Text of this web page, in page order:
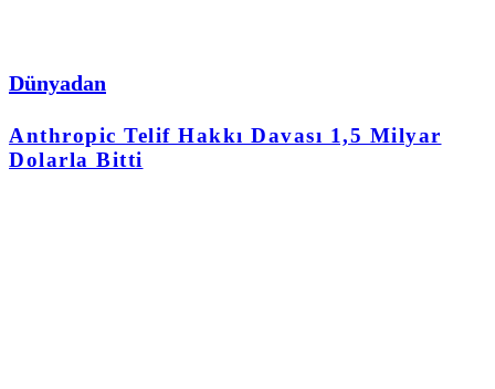
Dünyadan
Anthropic Telif Hakkı Davası 1,5 Milyar
Dolarla Bitti